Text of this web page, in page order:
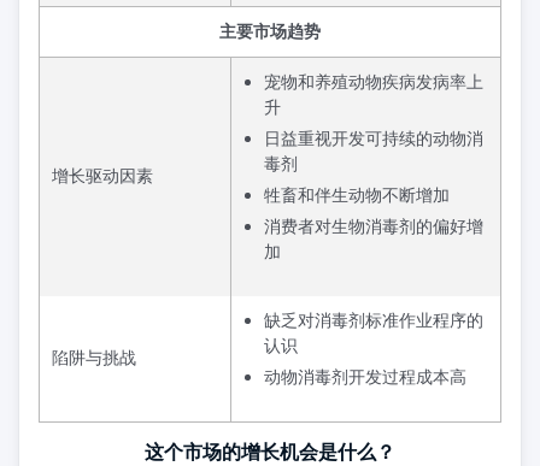
主要市场趋势
增长驱动因素
宠物和养殖动物疾病发病率上
升
日益重视开发可持续的动物消
毒剂
牲畜和伴生动物不断增加
消费者对生物消毒剂的偏好增
加
陷阱与挑战
缺乏对消毒剂标准作业程序的
认识
动物消毒剂开发过程成本高
这个市场的增长机会是什么？